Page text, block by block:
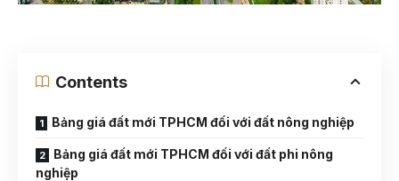
Contents
Bảng giá đất mới TPHCM đối với đất nông nghiệp
Bảng giá đất mới TPHCM đối với đất phi nông
nghiệp